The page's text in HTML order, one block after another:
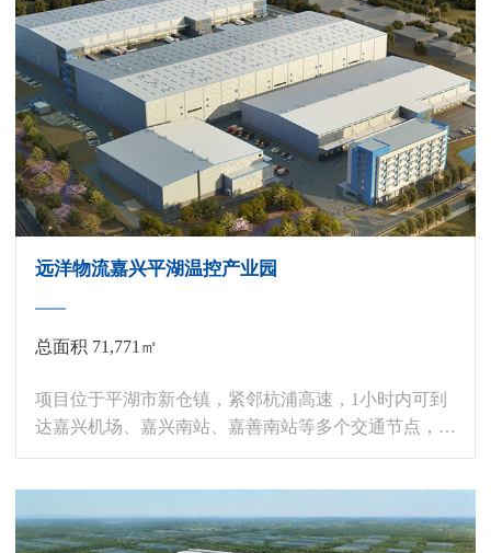
远洋物流嘉兴平湖温控产业园
总面积 71,771㎡
项目位于平湖市新仓镇，紧邻杭浦高速，1小时内可到
达嘉兴机场、嘉兴南站、嘉善南站等多个交通节点，区
位优势明显，土地用途包括物流及工业，支持多种经营